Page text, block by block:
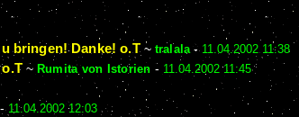
bringen! Danke! o.T~ tralala- 11.04.2002 11:38
~ Rumita von Istorien - 11.04.2002 11:45
- 11.04.2002 12:03